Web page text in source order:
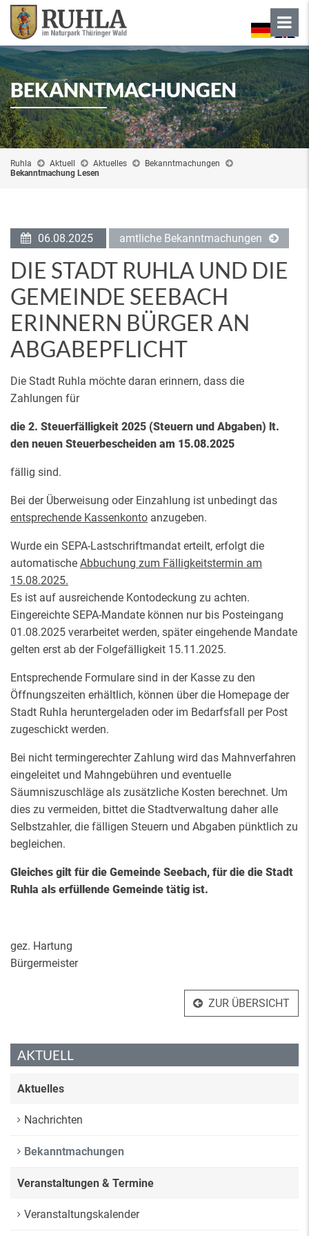
BEKANNTMACHUNGEN
Ruhla Aktuell Aktuelles
Bekanntmachungen
Bekanntmachung Lesen
06.08.2025 amtliche Bekanntmachungen
DIE STADT RUHLA UND DIE
GEMEINDE SEEBACH
ERINNERN BÜRGER AN
ABGABEPFLICHT
Die Stadt Ruhla möchte daran erinnern, dass die
Zahlungen für
die 2. Steuerfälligkeit 2025 (Steuern und Abgaben) lt.
den neuen Steuerbescheiden am 15.08.2025
fällig sind.
Bei der Überweisung oder Einzahlung ist unbedingt das
entsprechende Kassenkonto anzugeben.
Wurde ein SEPA-Lastschriftmandat erteilt, erfolgt die
automatische Abbuchung zum Fälligkeitstermin am
15.08.2025.
Es ist auf ausreichende Kontodeckung zu achten.
Eingereichte SEPA-Mandate können nur bis Posteingang
01.08.2025 verarbeitet werden, später eingehende Mandate
gelten erst ab der Folgefälligkeit 15.11.2025.
Entsprechende Formulare sind in der Kasse zu den
Öffnungszeiten erhältlich, können über die Homepage der
Stadt Ruhla heruntergeladen oder im Bedarfsfall per Post
zugeschickt werden.
Bei nicht termingerechter Zahlung wird das Mahnverfahren
eingeleitet und Mahngebühren und eventuelle
Säumniszuschläge als zusätzliche Kosten berechnet. Um
dies zu vermeiden, bittet die Stadtverwaltung daher alle
Selbstzahler, die fälligen Steuern und Abgaben pünktlich zu
begleichen.
Gleiches gilt für die Gemeinde Seebach, für die die Stadt
Ruhla als erfüllende Gemeinde tätig ist.
gez. Hartung
Bürgermeister
ZUR ÜBERSICHT
AKTUELL
Aktuelles
Nachrichten
Bekanntmachungen
Veranstaltungen & Termine
Veranstaltungskalender